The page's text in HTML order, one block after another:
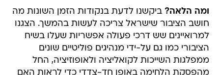
ומה הלאה? ביקשנו לדעת בנקודות הזמן השונות מה
חושב הציבור שישראל צריכה לעשות בהמשך. הצגנו
למרואיינים שש דרכי פעולה אפשריות שעלו בשיח
הציבורי כמו גם על-ידי מנהיגים פוליטיים שונים
ממפלגות השייכות לקואליציה ולאופוזיציה, החל
מהפסקת הלחימה באופן חד-צדדי כדי לראות האם